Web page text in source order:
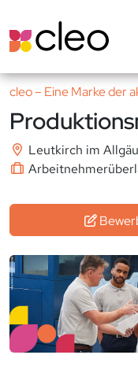
cleo – Eine Marke der
Leutkirch im Allgäu